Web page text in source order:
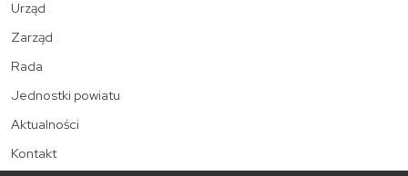
Urząd
Zarząd
Rada
Jednostki powiatu
Aktualności
Kontakt